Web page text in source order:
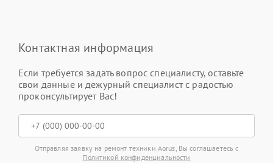
Контактная информация
Если требуется задать вопрос специалисту, оставьте
свои данные и дежурный специалист с радостью
проконсультирует Вас!
Отправляя заявку на ремонт техники Aorus, Вы соглашаетесь с
Политикой конфиденциальности